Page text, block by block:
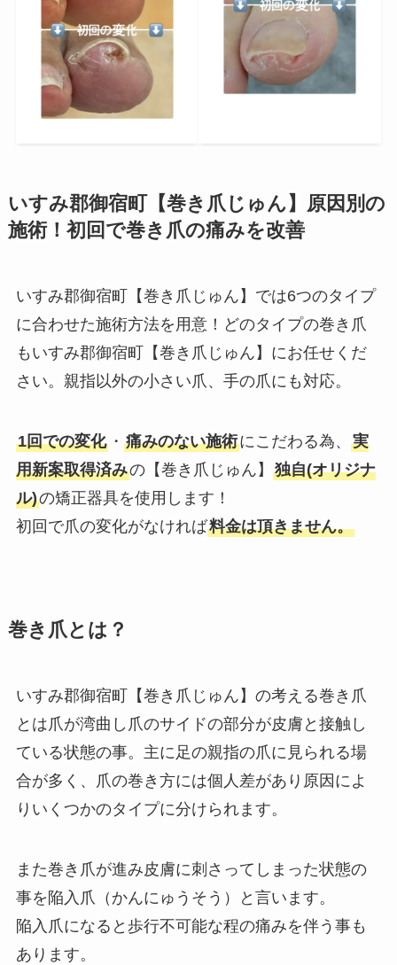
いすみ郡御宿町【巻き爪じゅん】原因別の
施術！初回で巻き爪の痛みを改善
いすみ郡御宿町【巻き爪じゅん】では6つのタイプ
に合わせた施術方法を用意！どのタイプの巻き爪
もいすみ郡御宿町【巻き爪じゅん】にお任せくだ
さい。親指以外の小さい爪、手の爪にも対応。
1回での変化・ 痛みのない施術にこだわる為、 実
用新案取得済みの【巻き爪じゅん】 独自(オリジナ
ル)の矯正器具を使用します！
初回で爪の変化がなければ料金は頂きません。
巻き爪とは？
いすみ郡御宿町【巻き爪じゅん】の考える巻き爪
とは爪が湾曲し爪のサイドの部分が皮膚と接触し
ている状態の事。主に足の親指の爪に見られる場
合が多く、爪の巻き方には個人差があり原因によ
りいくつかのタイプに分けられます。
また巻き爪が進み皮膚に刺さってしまった状態の
事を陥入爪（かんにゅうそう）と言います。
陥入爪になると歩行不可能な程の痛みを伴う事も
あります。